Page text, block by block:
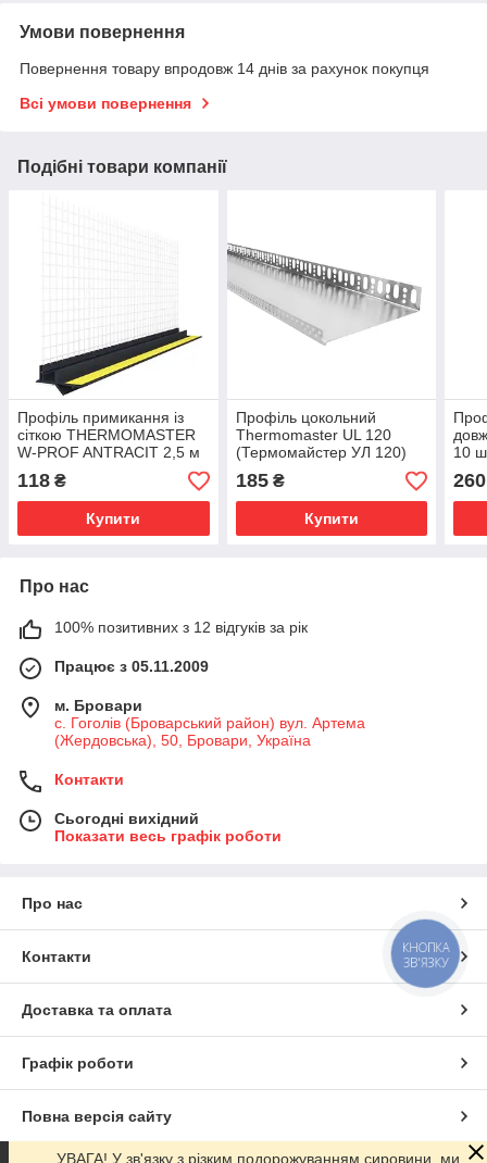
Умови повернення
Повернення товару впродовж 14 днів за рахунок покупця
Всі умови повернення
Подібні товари компанії
Профіль примикання із
сіткою THERMOMASTER
W-PROF ANTRACIT 2,5 м
118 ₴
Купити
Профіль цокольний
Thermomaster UL 120
(Термомайстер УЛ 120)
Довжина — 2,5 м
185₴
Купити
10
260
Про нас
100% позитивних з 12 відгуків за рік
Працює з 05.11.2009
м. Бровари
с. Гоголів (Броварський район) вул. Артема
(Жердовська), 50, Бровари, Україна
Контакти
Сьогодні вихідний
Показати весь графік роботи
Про нас
Контакти
Доставка та оплата
Графік роботи
Повна версія сайту
УВАГА! У зв'язку з різким подорожуванням сировини, ми
КНОПКА
ЗВ'ЯЗКУ